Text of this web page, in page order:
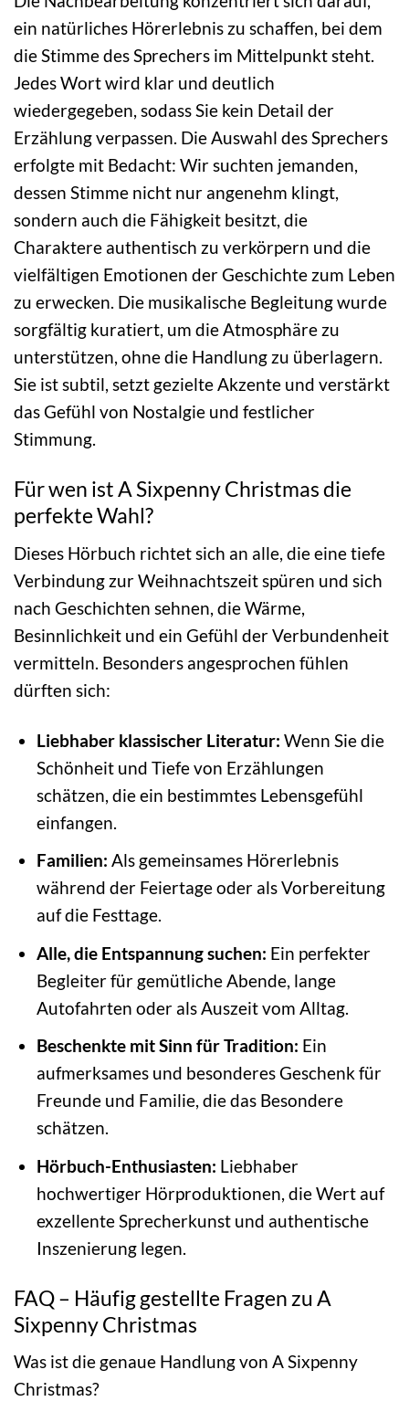
ein natürliches Hörerlebnis zu schaffen, bei dem
die Stimme des Sprechers im Mittelpunkt steht.
Jedes Wort wird klar und deutlich
wiedergegeben, sodass Sie kein Detail der
Erzählung verpassen. Die Auswahl des Sprechers
erfolgte mit Bedacht: Wir suchten jemanden,
dessen Stimme nicht nur angenehm klingt,
sondern auch die Fähigkeit besitzt, die
Charaktere authentisch zu verkörpern und die
vielfältigen Emotionen der Geschichte zum Leben
zu erwecken. Die musikalische Begleitung wurde
sorgfältig kuratiert, um die Atmosphäre zu
unterstützen, ohne die Handlung zu überlagern.
Sie ist subtil, setzt gezielte Akzente und verstärkt
das Gefühl von Nostalgie und festlicher
Stimmung.
Für wen ist A Sixpenny Christmas die
perfekte Wahl?
Dieses Hörbuch richtet sich an alle, die eine tiefe
Verbindung zur Weihnachtszeit spüren und sich
nach Geschichten sehnen, die Wärme,
Besinnlichkeit und ein Gefühl der Verbundenheit
vermitteln. Besonders angesprochen fühlen
dürften sich:
Liebhaber klassischer Literatur: Wenn Sie die
Schönheit und Tiefe von Erzählungen
schätzen, die ein bestimmtes Lebensgefühl
einfangen.
Familien: Als gemeinsames Hörerlebnis
während der Feiertage oder als Vorbereitung
auf die Festtage.
Alle, die Entspannung suchen: Ein perfekter
Begleiter für gemütliche Abende, lange
Autofahrten oder als Auszeit vom Alltag.
Beschenkte mit Sinn für Tradition: Ein
aufmerksames und besonderes Geschenk für
Freunde und Familie, die das Besondere
schätzen.
Hörbuch-Enthusiasten: Liebhaber
hochwertiger Hörproduktionen, die Wert auf
exzellente Sprecherkunst und authentische
Inszenierung legen.
FAQ – Häufig gestellte Fragen zu A
Sixpenny Christmas
Was ist die genaue Handlung von A Sixpenny
Christmas?